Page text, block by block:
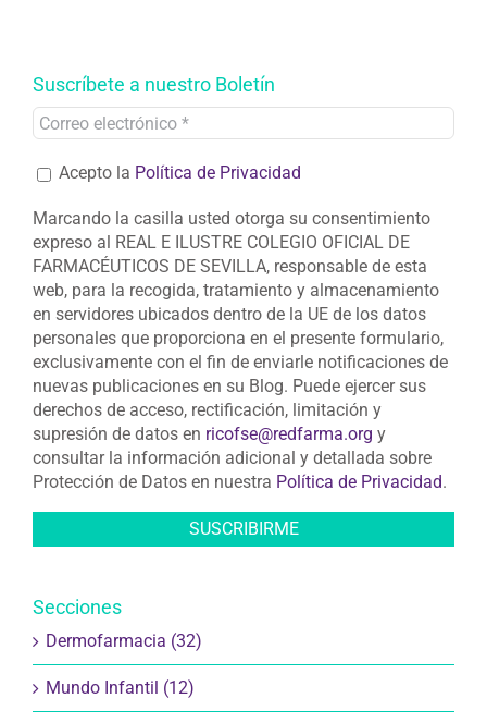
Suscríbete a nuestro Boletín
Acepto la Política de Privacidad
Marcando la casilla usted otorga su consentimiento
expreso al REAL E ILUSTRE COLEGIO OFICIAL DE
FARMACÉUTICOS DE SEVILLA, responsable de esta
web, para la recogida, tratamiento y almacenamiento
en servidores ubicados dentro de la UE de los datos
personales que proporciona en el presente formulario,
exclusivamente con el fin de enviarle notificaciones de
nuevas publicaciones en su Blog. Puede ejercer sus
derechos de acceso, rectificación, limitación y
supresión de datos en ricofse@redfarma.org y
consultar la información adicional y detallada sobre
Protección de Datos en nuestra Política de Privacidad.
Secciones
Dermofarmacia (32)
Mundo Infantil (12)